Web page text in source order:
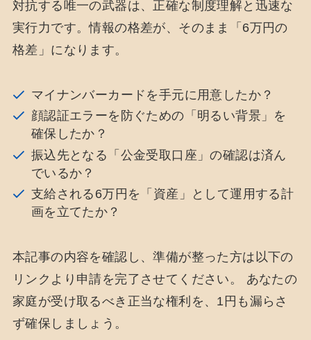
対抗する唯一の武器は、正確な制度理解と迅速な
実行力です。情報の格差が、そのまま「6万円の
格差」になります。
マイナンバーカードを手元に用意したか？
顔認証エラーを防ぐための「明るい背景」を
確保したか？
振込先となる「公金受取口座」の確認は済ん
でいるか？
支給される6万円を「資産」として運用する計
画を立てたか？
本記事の内容を確認し、準備が整った方は以下の
リンクより申請を完了させてください。 あなたの
家庭が受け取るべき正当な権利を、1円も漏らさ
ず確保しましょう。